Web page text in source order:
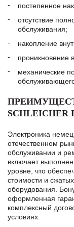
постепенное
отсутствие
обслуживания;
накопление
проникновение
механические
Электроника
отечественном
обслуживании и
включает
уровне, что
стоимости и
оборудования.
оформленная
комплексный
условиях.